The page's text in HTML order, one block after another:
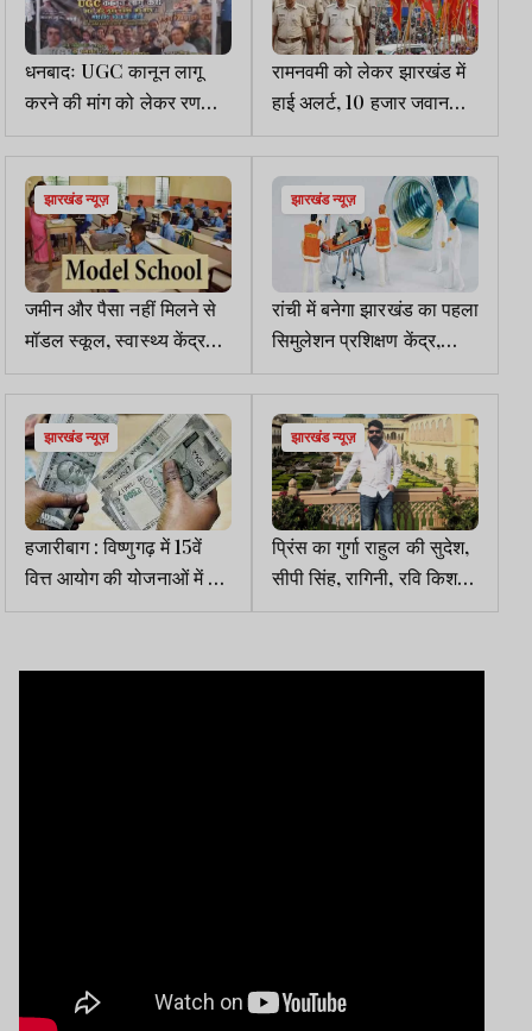
धनबादः UGC कानून लागू
करने की मांग को लेकर रणधीर
वर्मा चौक पर प्रदर्शन
रामनवमी को लेकर झारखंड में
हाई अलर्ट, 10 हजार जवान
तैनात, 24 जिलों में सुरक्षा की
कड़ी तैयारी
झारखंड न्यूज़
जमीन और पैसा नहीं मिलने से
मॉडल स्कूल, स्वास्थ्य केंद्र
सहित अन्य 35 योजनाएं बंद
झारखंड न्यूज़
रांची में बनेगा झारखंड का पहला
सिमुलेशन प्रशिक्षण केंद्र,
500 स्वास्थ्यकर्मियों को एक
साथ मिलेगी ट्रेनिंग
झारखंड न्यूज़
हजारीबाग : विष्णुगढ़ में 15वें
वित्त आयोग की योजनाओं में 70
लाख की कथित हेराफेरी, जांच
झारखंड न्यूज़
प्रिंस का गुर्गा राहुल की सुदेश,
सीपी सिंह, रागिनी, रवि किशन
समेत कई के साथ तस्वीरें